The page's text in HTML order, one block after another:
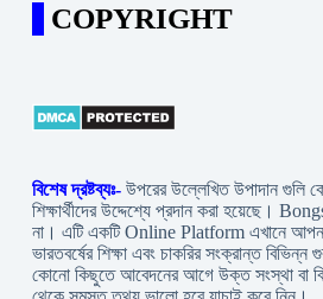
COPYRIGHT
বিশেষ দ্রষ্টব্যঃ- উপরের উল্লেখিত উপাদান গুলি
শিক্ষার্থীদের উদ্দেশ্যে প্রদান করা হয়েছে।
না। এটি একটি Online Platform এখানে
ভারতবর্ষের শিক্ষা এবং চাকরির সংক্রান্ত
কোনো কিছুতে আবেদনের আগে উক্ত সংস্থা বা